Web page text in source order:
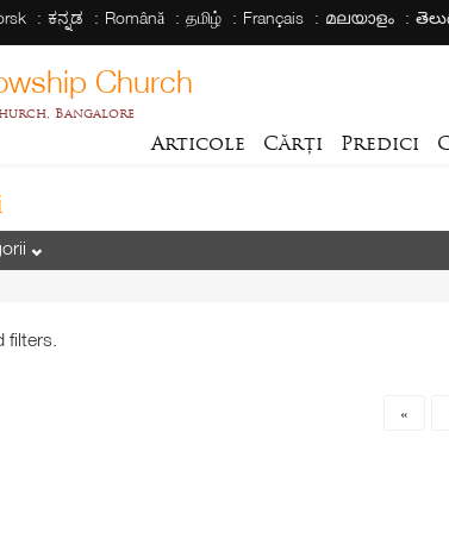
ಕನ್ನಡ Română தமிழ் Français മലയാളം
Church
Bangalore
Articole Cărți Predici
filters.
«